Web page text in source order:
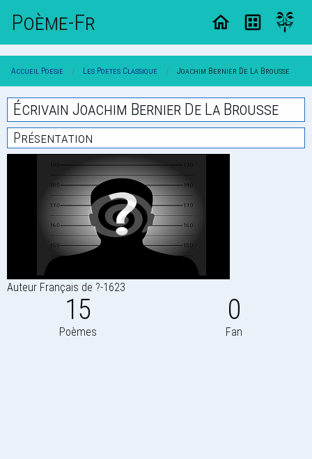
Poème-Fr
Accueil Poesie Les Poetes Classique Joachim Bernier De La Brousse
Écrivain Joachim Bernier De La Brousse
Présentation
Auteur Français de ?-1623
15
Poèmes
0
Fan